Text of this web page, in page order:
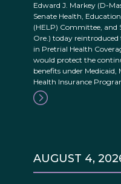
Edward J. Markey (D-
Senate Health,
(HELP) Committee, and
Ore.) today
in Pretrial Health
would protect the
benefits under Medicaid,
Health Insurance
AUGUST 4,